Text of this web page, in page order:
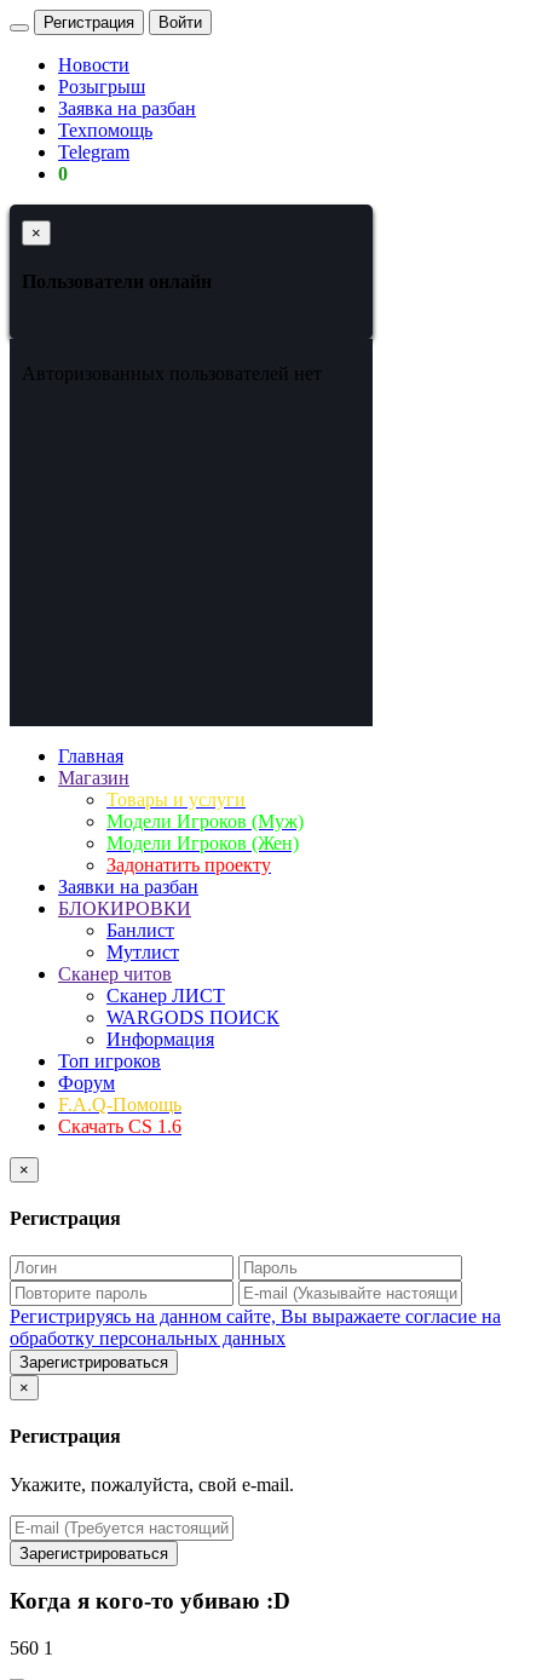
Регистрация Войти
Новости
Розыгрыш
Заявка на разбан
Техпомощь
Telegram
0
×
Пользователи онлайн
Авторизованных пользователей нет
Главная
Магазин
Товары и услуги
Модели Игроков (Муж)
Модели Игроков (Жен)
Задонатить проекту
Заявки на разбан
БЛОКИРОВКИ
Банлист
Мутлист
Cканер читов
Cканер ЛИСТ
WARGODS ПОИСК
Информация
Топ игроков
Форум
F.A.Q-Помощь
Скачать CS 1.6
×
Регистрация
Регистрируясь на данном сайте, Вы выражаете согласие на
обработку персональных данных
Зарегистрироваться
×
Регистрация
Укажите, пожалуйста, свой e-mail.
Зарегистрироваться
Когда я кого-то убиваю :D
560 1